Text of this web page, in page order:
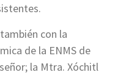
con la
de la ENMS de
la Mtra. Xóchitl